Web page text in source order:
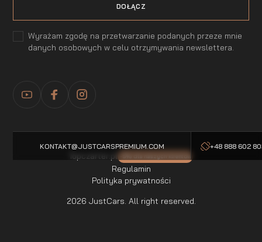
Wyrażam zgodę na przetwarzanie podanych przeze mnie
danych osobowych w celu otrzymywania newslettera.
KONTAKT@JUSTCARSPREMIUM.COM +48 888 602
Polityka prywatności
Regulamin
Topczarter.pl
2026 JustCars. All right reserved.